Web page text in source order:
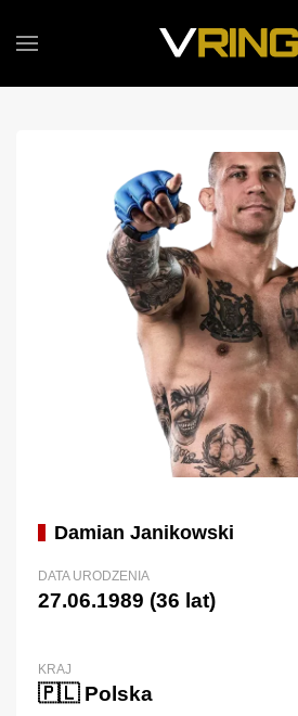
Damian Janikowski
DATA URODZENIA
27.06.1989 (36 lat)
KRAJ
🇵🇱 Polska